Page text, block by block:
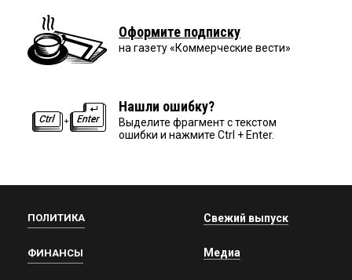
Оформите подписку
на газету «Коммерческие вести»
Нашли ошибку?
Выделите фрагмент с текстом
ошибки и нажмите Ctrl + Enter.
ПОЛИТИКА
ФИНАНСЫ
Свежий выпуск
Медиа